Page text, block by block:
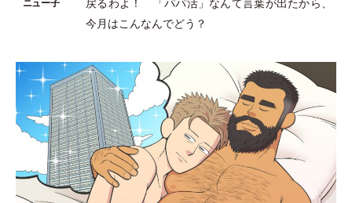
戻るわよ！
「パパ活」 なんて言葉が出たから、
今月はこんなんでどう？